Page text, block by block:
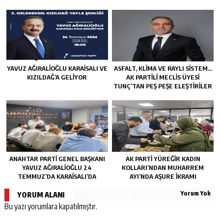
YAVUZ AĞIRALIOĞLU KARAISALI VE
KIZILDAĞ’A GELIYOR
ASFALT, KLIMA VE RAYLI SISTEM…
AK PARTILI MECLIS ÜYESI
TUNÇ’TAN PEŞ PEŞE ELEŞTIRILER
ANAHTAR PARTI GENEL BAŞKANI
YAVUZ AĞIRALIOĞLU 24
TEMMUZ’DA KARAISALI’DA
AK PARTI YÜREĞIR KADIN
KOLLARI’NDAN MUHARREM
AYI’NDA AŞURE İKRAMI
YORUM ALANI Yorum Yok
Bu yazı yorumlara kapatılmıştır.